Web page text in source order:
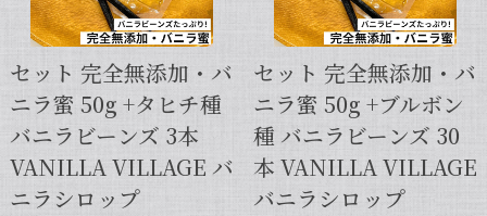
セット 完全無添加・バ
ニラ蜜 50g +タヒチ種
バニラビーンズ 3本
VANILLA VILLAGE バ
ニラシロップ
セット 完全無添加・バ
ニラ蜜 50g +ブルボン
種 バニラビーンズ 30
本 VANILLA VILLAGE
バニラシロップ